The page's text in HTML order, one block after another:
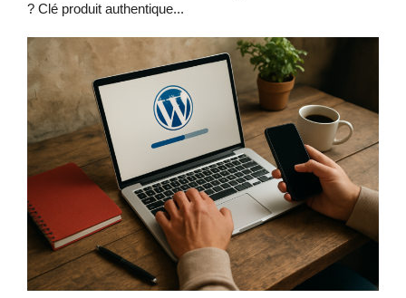
? Clé produit authentique...